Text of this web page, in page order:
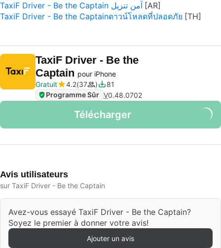
TaxiF Driver - Be the Captain آمن تنزيل
TaxiF Driver - Be the Captainดาวน์โหลดที่ปลอดภัย
TaxiF Driver - Be the
Captain pour iPhone
Gratuit
4.2 37
81
Programme Sûr V0.48.0702
Télécharger
Avis utilisateurs
sur TaxiF Driver - Be the Captain
Avez-vous essayé TaxiF Driver - Be the Captain?
Soyez le premier à donner votre avis!
Ajouter un avis